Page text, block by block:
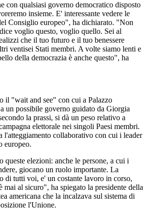
con qualsiasi governo democratico disposto
insieme. E' interessante vedere le
Consiglio europeo", ha dichiarato. "Non
voglio questo, voglio quello. Sei al
che il tuo futuro e il tuo benessere
ventisei Stati membri. A volte siamo lenti e
della democrazia è anche questo", ha
il "wait and see" con cui a Palazzo
un possibile governo guidato da Giorgia
la prassi, si dà un peso relativo a
elettorale nei singoli Paesi membri.
l'atteggiamento collaborativo con cui i leader
europeo.
queste elezioni: anche le persone, a cui i
giocano un ruolo importante. La
di tutti voi, e' un costante lavoro in corso,
mai al sicuro", ha spiegato la presidente della
americana che la incalzava sul sistema di
l'Unione.